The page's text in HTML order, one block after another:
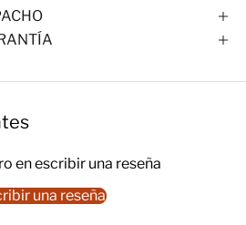
en escribir una reseña
una reseña